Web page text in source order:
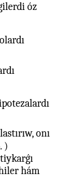
óz
onı
)
hám